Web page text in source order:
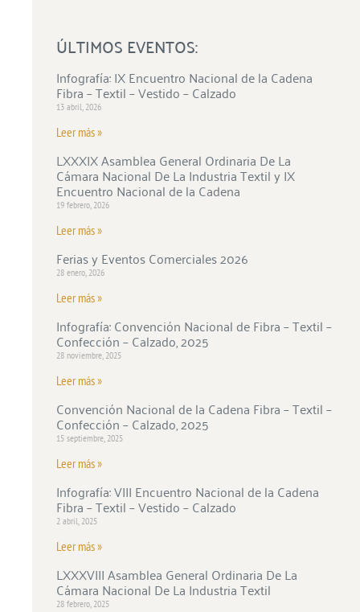
ÚLTIMOS EVENTOS:
Infografía: IX Encuentro Nacional de la Cadena
Fibra – Textil – Vestido – Calzado
13 abril, 2026
Leer más »
LXXXIX Asamblea General Ordinaria De La
Cámara Nacional De La Industria Textil y IX
Encuentro Nacional de la Cadena
19 febrero, 2026
Leer más »
Ferias y Eventos Comerciales 2026
28 enero, 2026
Leer más »
Infografía: Convención Nacional de Fibra – Textil –
Confección – Calzado, 2025
28 noviembre, 2025
Leer más »
Convención Nacional de la Cadena Fibra – Textil –
Confección – Calzado, 2025
15 septiembre, 2025
Leer más »
Infografía: VIII Encuentro Nacional de la Cadena
Fibra – Textil – Vestido – Calzado
2 abril, 2025
Leer más »
LXXXVIII Asamblea General Ordinaria De La
Cámara Nacional De La Industria Textil
28 febrero, 2025